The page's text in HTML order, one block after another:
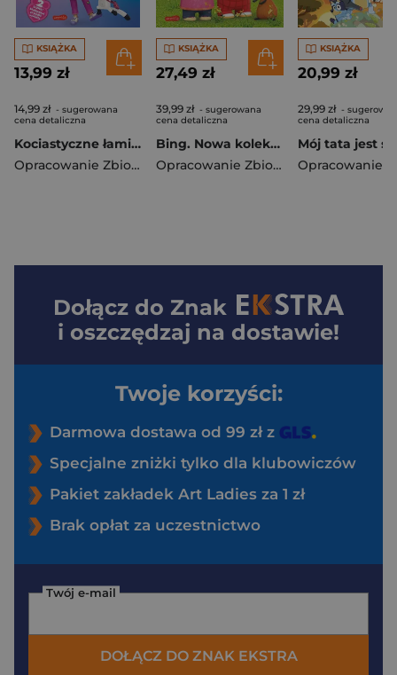
KSIĄŻKA
13,99 zł
14,99 zł - sugerowana
cena detaliczna
Kociastyczne łamigłówki. Wielki zeszyt zadań. Koci Domek Gabi
Opracowanie Zbiorowe
KSIĄŻKA
27,49 zł
39,99 zł - sugerowana
cena detaliczna
Bing. Nowa kolekcja bajek 3. Bajeczna
Opracowanie Zbiorowe
KSIĄŻKA
20,99 zł
29,99 zł -
cena detaliczna
Dołącz do Znak
i oszczędzaj na dostawie!
Twoje korzyści:
Darmowa dostawa od 99 zł z
Specjalne zniżki tylko dla klubowiczów
Pakiet zakładek Art Ladies za 1 zł
Brak opłat za uczestnictwo
Twój e-mail
DOŁĄCZ DO ZNAK EKSTRA